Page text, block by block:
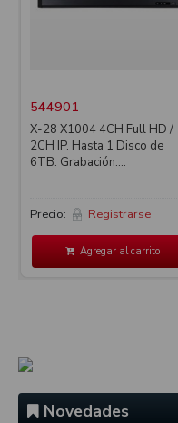
544901
X-28 X1004 4CH Full HD /
2CH IP. Hasta 1 Disco de
6TB. Grabación:...
Precio: Registrarse
Agregar al carrito
Novedades